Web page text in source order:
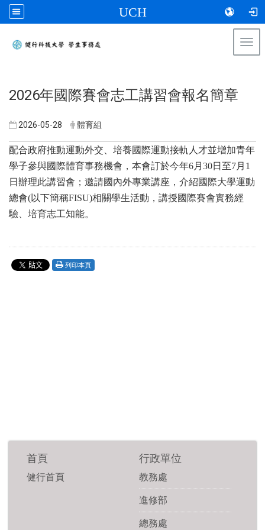
UCH
2026年國際賽會志工講習會報名簡章
2026-05-28 體育組
配合政府推動運動外交、培養國際運動接軌人才並增加青年
學子參與國際體育事務機會，本會訂於今年6月30日至7月1
日辦理此講習會；邀請國內外專業講座，介紹國際大學運動
總會(以下簡稱FISU)相關學生活動，講授國際賽會實務經
驗、培育志工知能。
列印本頁
首頁
健行首頁
行政單位
教務處
進修部
總務處